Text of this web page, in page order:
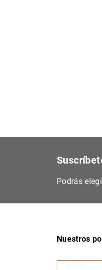
Podrás
Nuestros